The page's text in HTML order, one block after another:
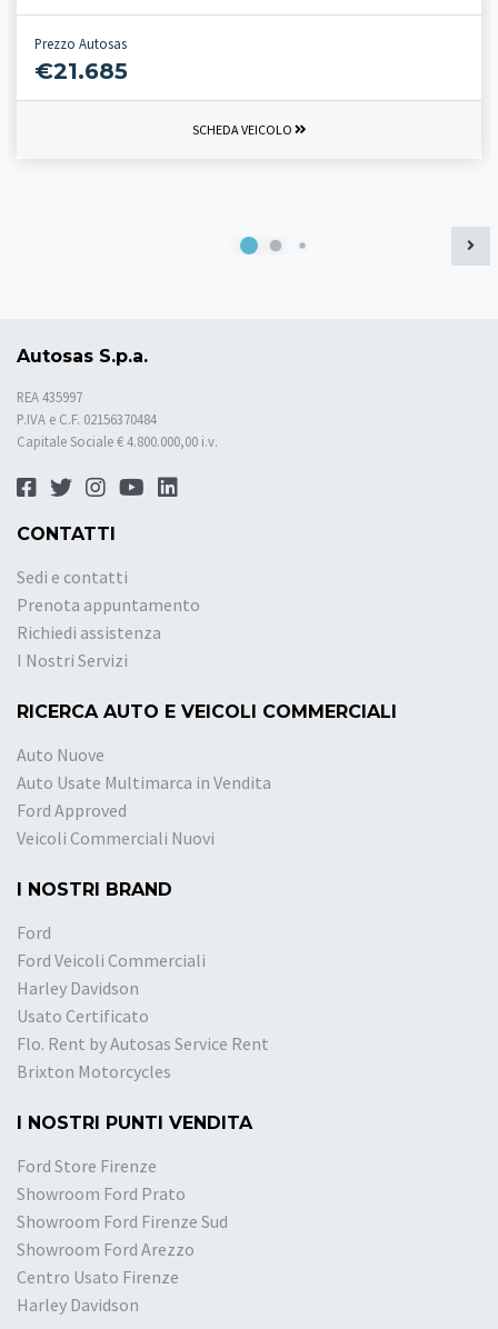
Prezzo Autosas
€21.685
SCHEDA VEICOLO
Autosas S.p.a.
REA 435997
P.IVA e C.F. 02156370484
Capitale Sociale € 4.800.000,00 i.v.
CONTATTI
Sedi e contatti
Prenota appuntamento
Richiedi assistenza
I Nostri Servizi
RICERCA AUTO E VEICOLI COMMERCIALI
Auto Nuove
Auto Usate Multimarca in Vendita
Ford Approved
Veicoli Commerciali Nuovi
I NOSTRI BRAND
Ford
Ford Veicoli Commerciali
Harley Davidson
Usato Certificato
Flo. Rent by Autosas Service Rent
Brixton Motorcycles
I NOSTRI PUNTI VENDITA
Ford Store Firenze
Showroom Ford Prato
Showroom Ford Firenze Sud
Showroom Ford Arezzo
Centro Usato Firenze
Harley Davidson